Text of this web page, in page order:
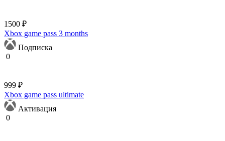
1500 ₽
Xbox game pass 3 months
Подписка
0
999 ₽
Xbox game pass ultimate
Активация
0